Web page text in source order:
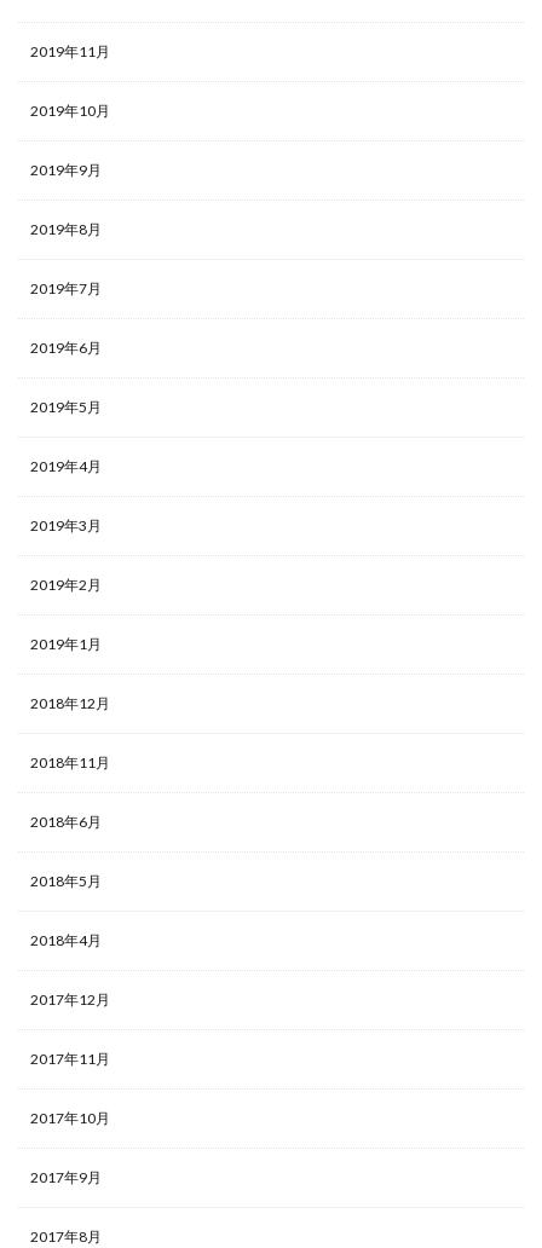
2019年11月
2019年10月
2019年9月
2019年8月
2019年7月
2019年6月
2019年5月
2019年4月
2019年3月
2019年2月
2019年1月
2018年12月
2018年11月
2018年6月
2018年5月
2018年4月
2017年12月
2017年11月
2017年10月
2017年9月
2017年8月